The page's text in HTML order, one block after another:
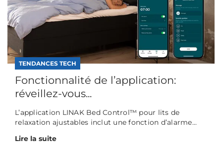
TENDANCES TECH
Fonctionnalité de l’application:
réveillez-vous...
L’application LINAK Bed Control™ pour lits de
relaxation ajustables inclut une fonction d’alarme...
Lire la suite